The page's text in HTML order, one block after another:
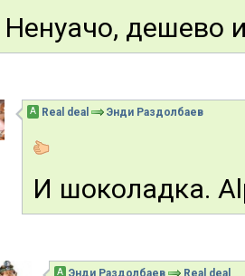
Ненуачо, дешево
А Real deal Энди Раздолбаев
И шоколадка.
А Энди Раздолбаев Real deal